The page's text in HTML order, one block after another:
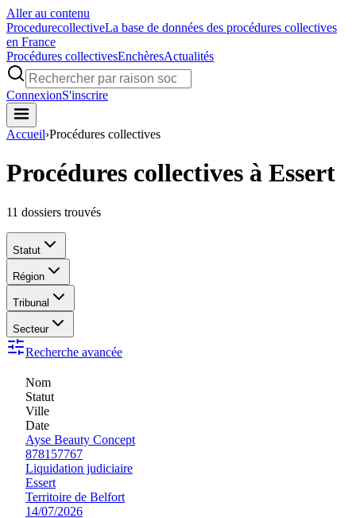
Aller au contenu
ProcedurecollectiveLa base de données des procédures collectives
en France
Procédures collectivesEnchèresActualités
ConnexionS'inscrire
Accueil›Procédures collectives
Procédures collectives à Essert
11 dossiers trouvés
Statut
Région
Tribunal
Secteur
Recherche avancée
Nom
Statut
Ville
Date
Ayse Beauty Concept
878157767
Liquidation judiciaire
Essert
Territoire de Belfort
14/07/2026